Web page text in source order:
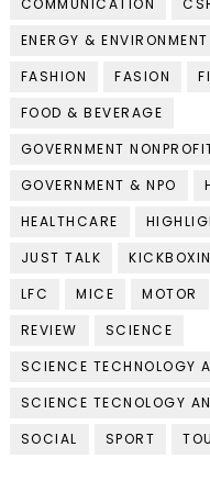
COMMUNICATION
ENERGY & ENVIRONMENT
FASHION
FASION
FOOD & BEVERAGE
GOVERNMENT
GOVERNMENT & NPO
HEALTHCARE
JUST TALK
LFC
MICE MOTOR
REVIEW
SCIENCE
SCIENCE TECHNOLOGY
SCIENCE TECNOLOGY
SOCIAL
SPORT